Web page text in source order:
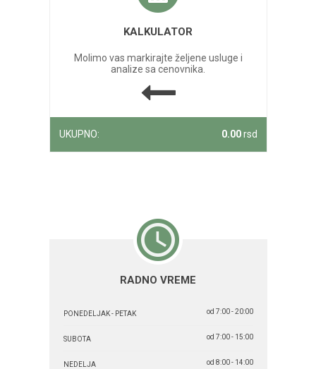
KALKULATOR
Molimo vas markirajte željene usluge i
analize sa cenovnika.
UKUPNO: 0.00rsd
RADNO VREME
PONEDELJAK - PETAK od 7:00 - 20:00
SUBOTA od 7:00 - 15:00
NEDELJA od 8:00 - 14:00